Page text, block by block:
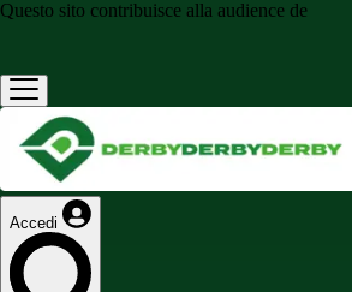
Questo sito contribuisce alla audience de
Accedi